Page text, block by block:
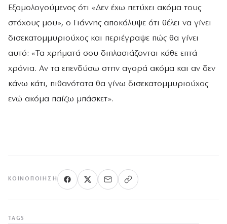
Εξομολογούμενος ότι «Δεν έχω πετύχει ακόμα τους
στόχους μου», ο Γιάννης αποκάλυψε ότι θέλει να γίνει
δισεκατομμυριούχος και περιέγραψε πώς θα γίνει
αυτό: «Τα χρήματά σου διπλασιάζονται κάθε επτά
χρόνια. Αν τα επενδύσω στην αγορά ακόμα και αν δεν
κάνω κάτι, πιθανότατα θα γίνω δισεκατομμυριούχος
ενώ ακόμα παίζω μπάσκετ».
ΚΟΙΝΟΠΟΊΗΣΗ
TAGS